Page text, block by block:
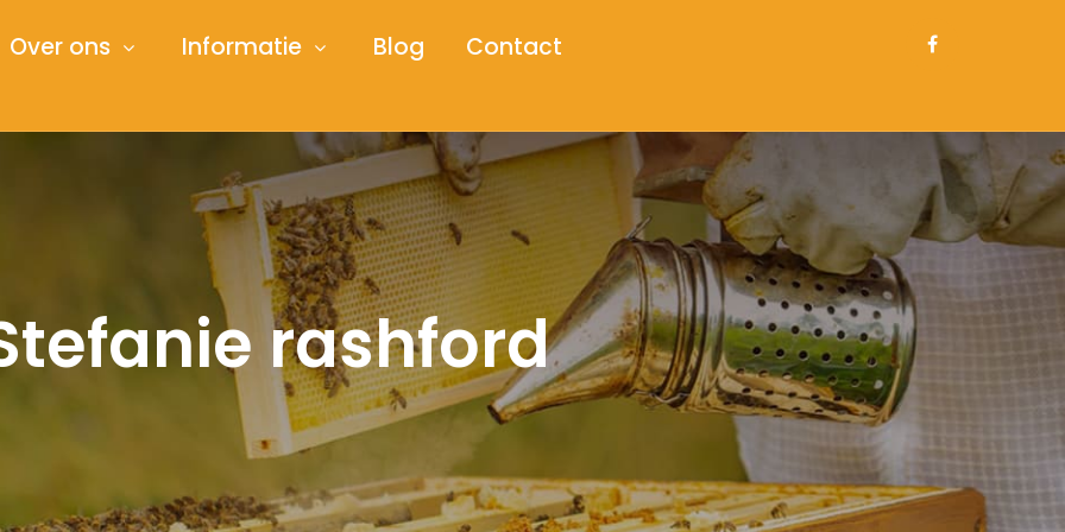
Over ons Informatie Blog Contact
rashford